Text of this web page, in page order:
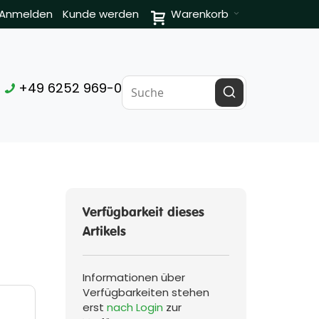
Warenkorb
Kunde werden
+49 6252 969-0
Verfügbarkeit dieses
Artikels
Informationen über
Verfügbarkeiten stehen
erstnach Login zur